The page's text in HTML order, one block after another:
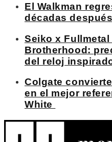
El Walkman
décadas
Seiko x
Brotherhood:
del reloj
Colgate
en el mejor
White